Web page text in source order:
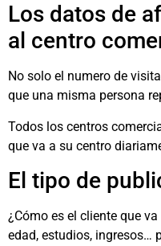
Los datos de
al centro
No solo el numero de
que una misma persona
Todos los centros
que va a su centro
El tipo de
¿Cómo es el cliente que
edad, estudios, ingresos…